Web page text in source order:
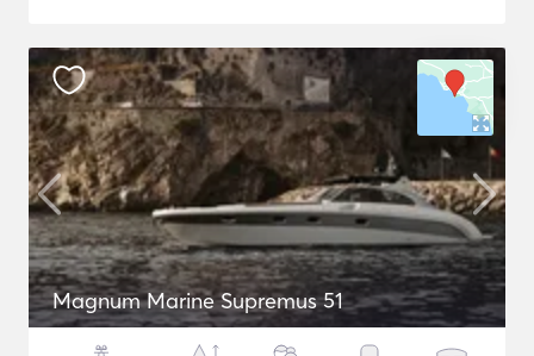
Magnum Marine Supremus 51